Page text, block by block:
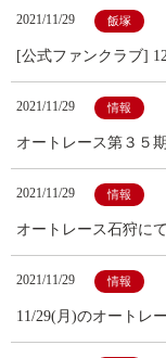
2021/11/29 飯塚
[公式ファンクラブ]
2021/11/29 情報
オートレース第３５
2021/11/29 情報
オートレース石狩に
2021/11/29 情報
11/29(月)のオートレ